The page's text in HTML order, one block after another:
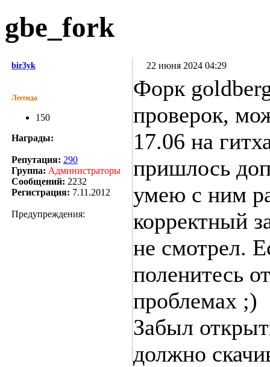
gbe_fork
bir3yk 22 июня 2024 04:29
Легенда
150
Награды:
Репутация: 290
Группа: Администраторы
Сообщений: 2232
Регистрация: 7.11.2012
Предупреждения:
Форк
проверок,
17.06 на
пришлось
умею с ним
корректный
не смотрел.
поленитесь
проблемах ;)
Забыл
должно